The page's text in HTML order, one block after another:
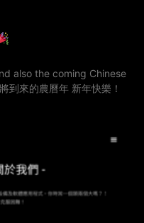
also the coming Chinese
到來的農曆年 新年快樂！